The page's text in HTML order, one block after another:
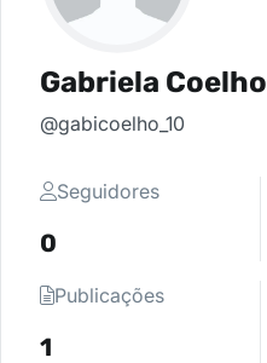
Gabriela Coelho
@gabicoelho_10
Seguidores
0
Publicações
1